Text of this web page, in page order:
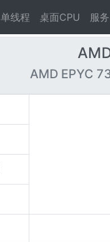
单线程 桌面CPU 服
AMD EPYC